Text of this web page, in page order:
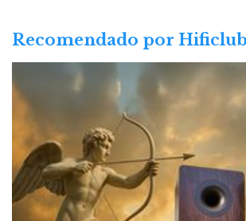
Recomendado por